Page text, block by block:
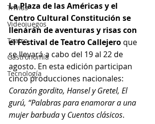
Trivias
Videojuegos
Teatro
Gastronomía
Tecnología
La Plaza de las Américas y el
Centro Cultural Constitución se
llenarán de aventuras y risas con
el Festival de Teatro Callejero que
se llevará a cabo del 19 al 22 de
agosto. En esta edición participan
cinco producciones nacionales:
Corazón gordito, Hansel y Gretel, El
gurú, “Palabras para enamorar a una
mujer barbuda y Cuentos clásicos.